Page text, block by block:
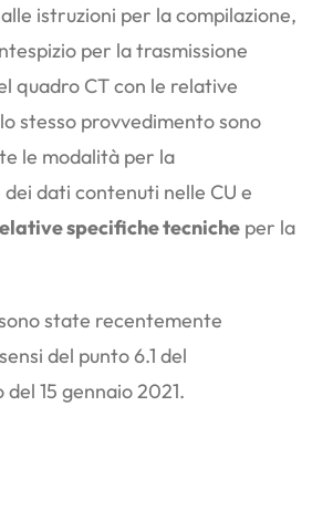
istruzioni per la compilazione,
per la trasmissione
quadro CT con le relative
stesso provvedimento sono
le modalità per la
dati contenuti nelle CU e
specifiche tecniche per la
state recentemente
del punto 6.1 del
15 gennaio 2021.